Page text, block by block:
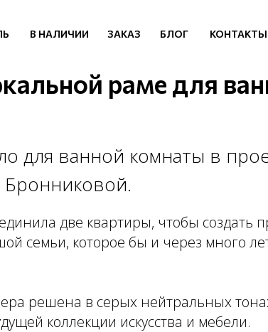
В НАЛИЧИИ БЛОГ КОНТАКТЫ
ЗАКАЗ
раме для
для ванной комнаты в
две квартиры, чтобы создать
семьи, которое бы и через много
решена в серых нейтральных
коллекции искусства и мебели.